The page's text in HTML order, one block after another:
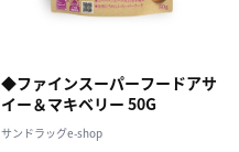
◆ファインスーパーフードアサ
イー＆マキベリー 50G
サンドラッグe-shop